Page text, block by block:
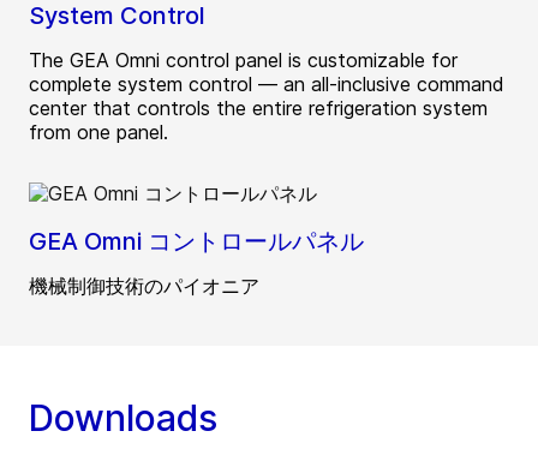
System Control
The GEA Omni control panel is customizable for
complete system control — an all-inclusive command
center that controls the entire refrigeration system
from one panel.
GEA Omni コントロールパネル
機械制御技術のパイオニア
Downloads